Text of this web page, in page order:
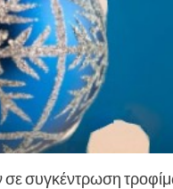
συγκέντρωση